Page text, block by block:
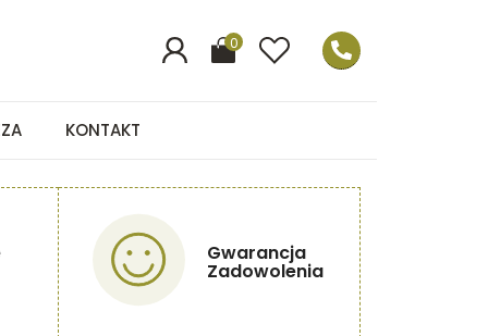
0
KONTAKT
Gwarancja
Zadowolenia